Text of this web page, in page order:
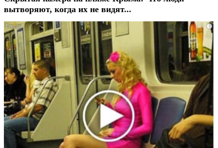
вытворяют, когда их не видят...
i